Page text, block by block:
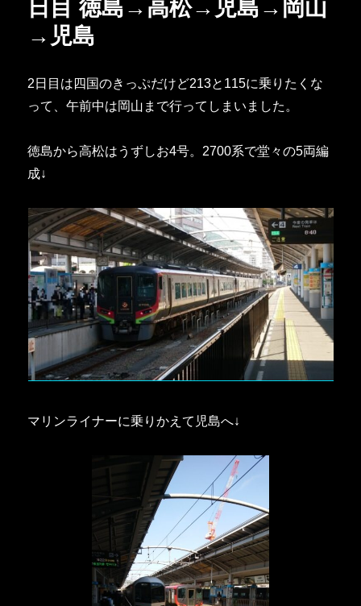
日目 徳島→高松→児島→岡山
→児島
2日目は四国のきっぷだけど213と115に乗りたくな
って、午前中は岡山まで行ってしまいました。
徳島から高松はうずしお4号。2700系で堂々の5両編
成↓
マリンライナーに乗りかえて児島へ↓